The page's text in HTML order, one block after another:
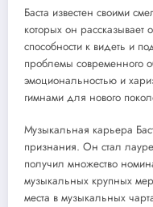
Баста известен своими
которых он рассказывает
способности к видеть и
проблемы современного
эмоциональностью и
гимнами для нового
Музыкальная карьера
признания. Он стал
получил множество
музыкальных крупных
места в музыкальных